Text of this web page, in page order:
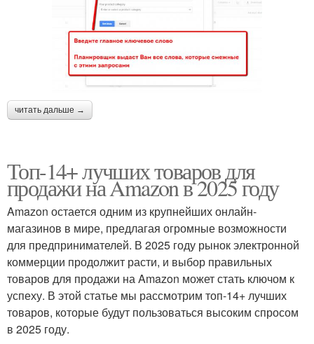
читать дальше →
Топ-14+ лучших товаров для
продажи на Amazon в 2025 году
Amazon остается одним из крупнейших онлайн-
магазинов в мире, предлагая огромные возможности
для предпринимателей. В 2025 году рынок электронной
коммерции продолжит расти, и выбор правильных
товаров для продажи на Amazon может стать ключом к
успеху. В этой статье мы рассмотрим топ-14+ лучших
товаров, которые будут пользоваться высоким спросом
в 2025 году.